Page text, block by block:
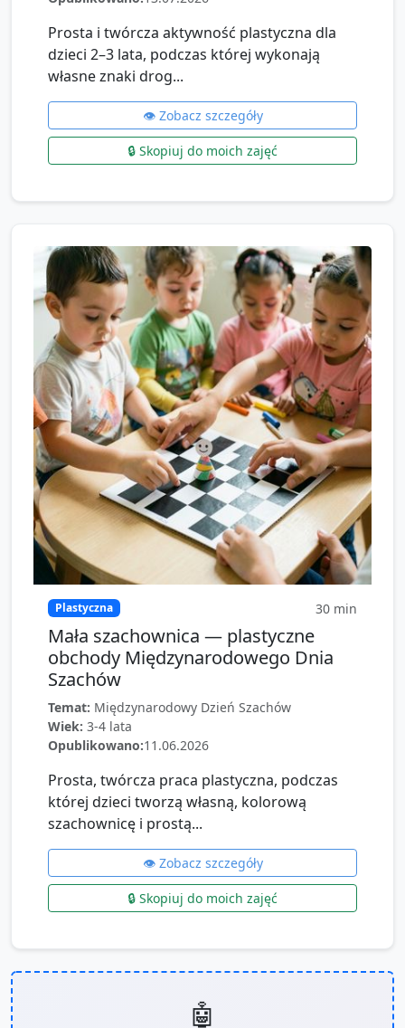
Prosta i twórcza aktywność plastyczna dla
dzieci 2–3 lata, podczas której wykonają
własne znaki drog...
👁️ Zobacz szczegóły
🔒 Skopiuj do moich zajęć
Plastyczna 30 min
Mała szachownica — plastyczne
obchody Międzynarodowego Dnia
Szachów
Temat: Międzynarodowy Dzień Szachów
Wiek: 3-4 lata
Opublikowano:11.06.2026
Prosta, twórcza praca plastyczna, podczas
której dzieci tworzą własną, kolorową
szachownicę i prostą...
👁️ Zobacz szczegóły
🔒 Skopiuj do moich zajęć
🤖